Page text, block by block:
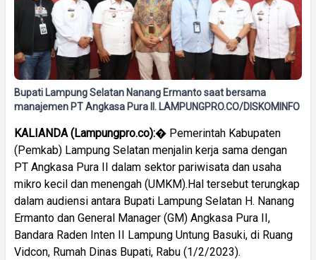
Bupati Lampung Selatan Nanang Ermanto saat bersama
manajemen PT Angkasa Pura II. LAMPUNGPRO.CO/DISKOMINFO
KALIANDA (Lampungpro.co):� Pemerintah Kabupaten
(Pemkab) Lampung Selatan menjalin kerja sama dengan
PT Angkasa Pura II dalam sektor pariwisata dan usaha
mikro kecil dan menengah (UMKM).Hal tersebut terungkap
dalam audiensi antara Bupati Lampung Selatan H. Nanang
Ermanto dan General Manager (GM) Angkasa Pura II,
Bandara Raden Inten II Lampung Untung Basuki, di Ruang
Vidcon, Rumah Dinas Bupati, Rabu (1/2/2023).